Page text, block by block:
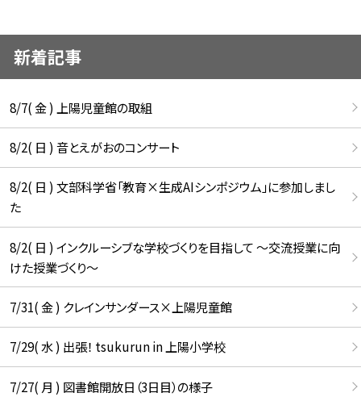
新着記事
8/7( 金 ) 上陽児童館の取組
8/2( 日 ) 音とえがおのコンサート
8/2( 日 ) 文部科学省「教育×生成AIシンポジウム」に参加しまし
た
8/2( 日 ) インクルーシブな学校づくりを目指して ～交流授業に向
けた授業づくり～
7/31( 金 ) クレインサンダース×上陽児童館
7/29( 水 ) 出張！ tsukurun in 上陽小学校
7/27( 月 ) 図書館開放日（3日目）の様子